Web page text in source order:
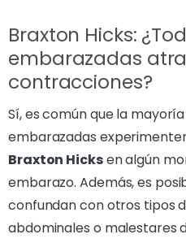
Braxton Hicks:
embarazadas
contracciones?
Sí, es común que la
embarazadas
Braxton Hicksen algún
embarazo. Además, es
confundan con otros tipos
abdominales o malestares